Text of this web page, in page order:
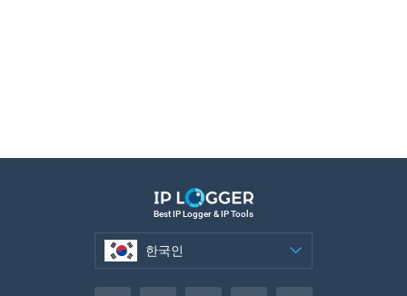
Best IP Logger & IP Tools
한국인
한국인